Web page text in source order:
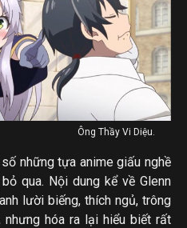
Ông Thầy Vi Diệu.
những tựa anime giấu nghề
qua. Nội dung kể về Glenn
lười biếng, thích ngủ, trông
hóa ra lại hiểu biết rất